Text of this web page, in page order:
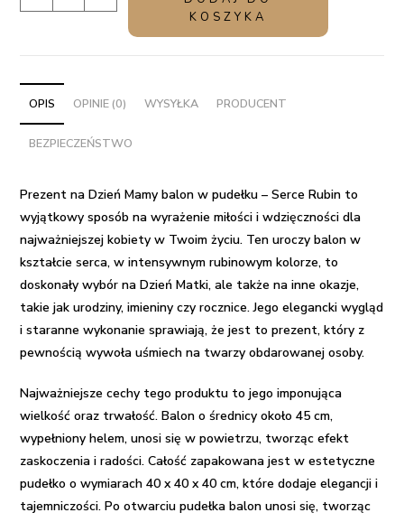
Prezent
Mamy
balon
w
pudełku
Serce
Rubin
KOSZYKA
OPIS OPINIE (0) WYSYŁKA PRODUCENT
BEZPIECZEŃSTWO
Prezent na Dzień Mamy balon w pudełku – Serce Rubin to
wyjątkowy sposób na wyrażenie miłości i wdzięczności dla
najważniejszej kobiety w Twoim życiu. Ten uroczy balon w
kształcie serca, w intensywnym rubinowym kolorze, to
doskonały wybór na Dzień Matki, ale także na inne okazje,
takie jak urodziny, imieniny czy rocznice. Jego elegancki wygląd
i staranne wykonanie sprawiają, że jest to prezent, który z
pewnością wywoła uśmiech na twarzy obdarowanej osoby.
Najważniejsze cechy tego produktu to jego imponująca
wielkość oraz trwałość. Balon o średnicy około 45 cm,
wypełniony helem, unosi się w powietrzu, tworząc efekt
zaskoczenia i radości. Całość zapakowana jest w estetyczne
pudełko o wymiarach 40 x 40 x 40 cm, które dodaje elegancji i
tajemniczości. Po otwarciu pudełka balon unosi się, tworząc